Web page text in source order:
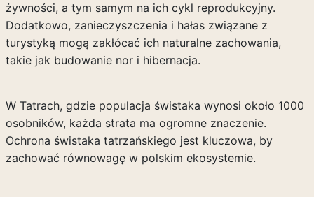
żywności, a tym samym na ich cykl reprodukcyjny.
Dodatkowo, zanieczyszczenia i hałas związane z
turystyką mogą zakłócać ich naturalne zachowania,
takie jak budowanie nor i hibernacja.
W Tatrach, gdzie populacja świstaka wynosi około 1000
osobników, każda strata ma ogromne znaczenie.
Ochrona świstaka tatrzańskiego jest kluczowa, by
zachować równowagę w polskim ekosystemie.